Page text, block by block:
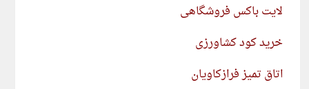
لایت باکس فروشگاهی
خرید کود کشاورزی
اتاق تمیز فرازکاویان